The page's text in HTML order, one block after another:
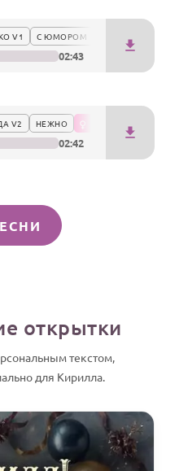
V1 С ЮМОРОМ
02:43
V2 НЕЖНО
02:42
открытки
текстом,
для Кирилла.